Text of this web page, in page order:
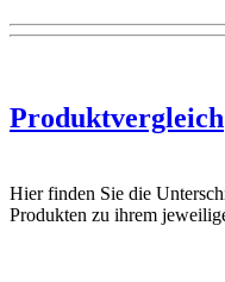
Produktvergleich
Hier finden Sie die
Produkten zu ihrem